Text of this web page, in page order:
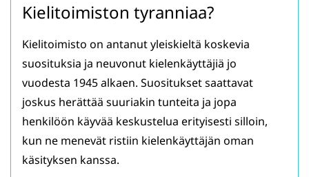
Kielitoimiston tyranniaa?
Kielitoimisto on antanut yleiskieltä koskevia
suosituksia ja neuvonut kielenkäyttäjiä jo
vuodesta 1945 alkaen. Suositukset saattavat
joskus herättää suuriakin tunteita ja jopa
henkilöön käyvää keskustelua erityisesti silloin,
kun ne menevät ristiin kielenkäyttäjän oman
käsityksen kanssa.